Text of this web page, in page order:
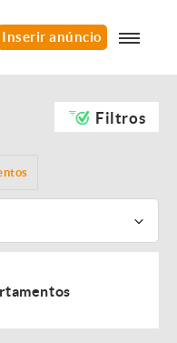
Inserir anúncio
Filtros